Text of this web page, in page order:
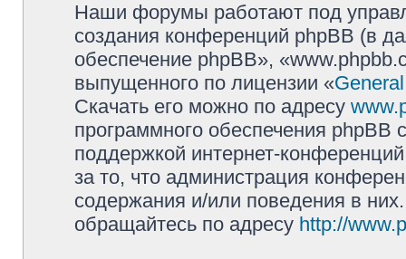
Наши форумы работают под
создания конференций phpBB (в
обеспечение phpBB»,
выпущенного по лицензии «
Скачать его можно по адресу
программного обеспечения phpBB
поддержкой интернет-
за то, что администрация
содержания и/или поведения в
обращайтесь по адресу http://